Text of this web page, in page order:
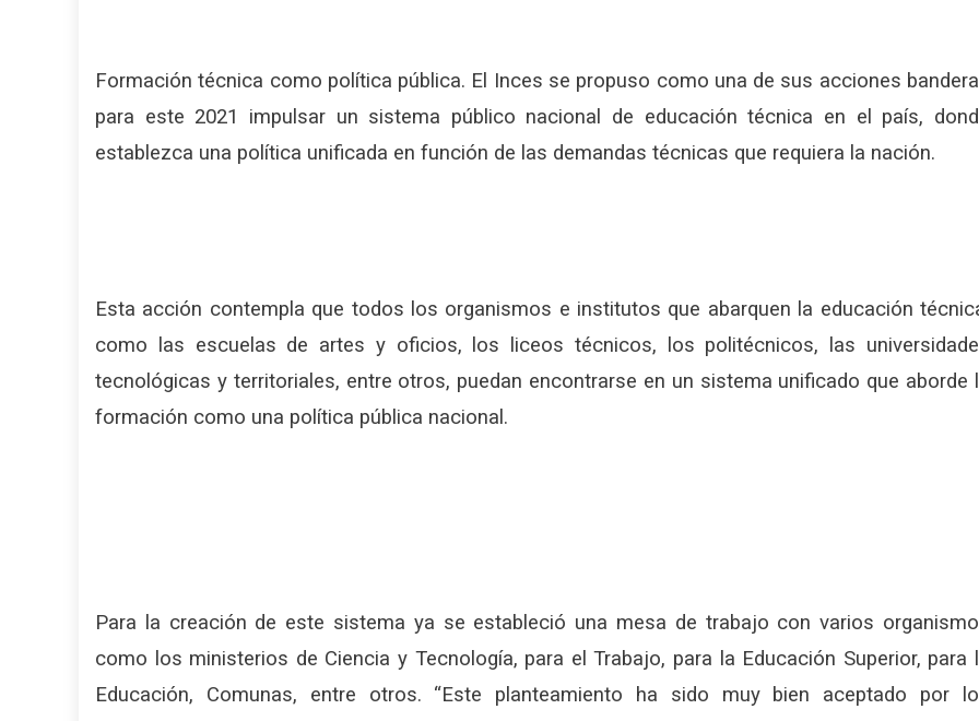
Formación técnica como política pública. El Inces se propuso como una de sus acciones
para este 2021 impulsar un sistema público nacional de educación técnica en el país,
establezca una política unificada en función de las demandas técnicas que requiera la nación.
Esta acción contempla que todos los organismos e institutos que abarquen la educación
como las escuelas de artes y oficios, los liceos técnicos, los politécnicos, las
tecnológicas y territoriales, entre otros, puedan encontrarse en un sistema unificado que aborde
formación como una política pública nacional.
Para la creación de este sistema ya se estableció una mesa de trabajo con varios
como los ministerios de Ciencia y Tecnología, para el Trabajo, para la Educación Superior, para
Educación, Comunas, entre otros. “Este planteamiento ha sido muy bien aceptado por